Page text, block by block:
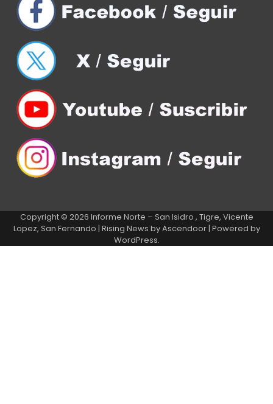
Copyright © 2026 Informe Norte – San Isidro , Tigre, Vicente
Lopez, San Fernando | Rising News byAscendoor| Powered by
WordPress.